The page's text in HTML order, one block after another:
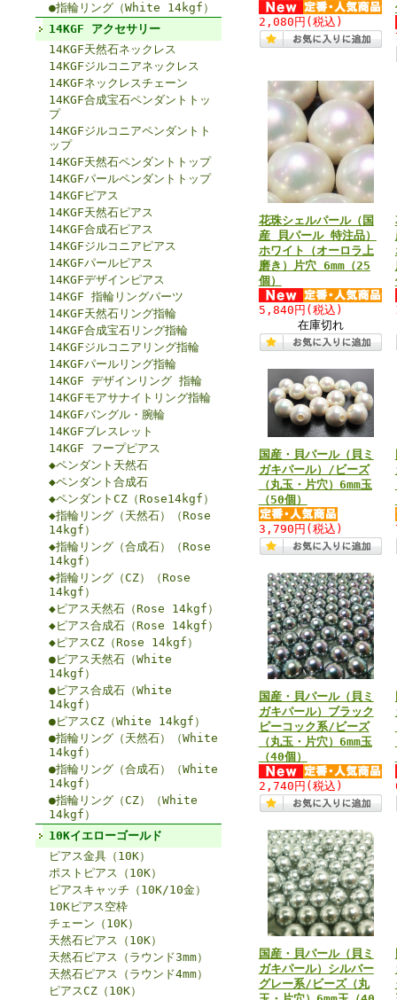
●指輪リング（White 14kgf）
14KGF アクセサリー
14KGF天然石ネックレス
14KGFジルコニアネックレス
14KGFネックレスチェーン
14KGF合成宝石ペンダントトッ
プ
14KGFジルコニアペンダントト
ップ
14KGF天然石ペンダントトップ
14KGFパールペンダントトップ
14KGFピアス
14KGF天然石ピアス
14KGF合成石ピアス
14KGFジルコニアピアス
14KGFパールピアス
14KGFデザインピアス
14KGF 指輪リングパーツ
14KGF天然石リング指輪
14KGF合成宝石リング指輪
14KGFジルコニアリング指輪
14KGFパールリング指輪
14KGF デザインリング 指輪
14KGFモアサナイトリング指輪
14KGFバングル・腕輪
14KGFブレスレット
14KGF フープピアス
◆ペンダント天然石
◆ペンダント合成石
◆ペンダントCZ（Rose14kgf）
◆指輪リング（天然石）（Rose
14kgf）
◆指輪リング（合成石）（Rose
14kgf）
◆指輪リング（CZ）（Rose
14kgf）
◆ピアス天然石（Rose 14kgf）
◆ピアス合成石（Rose 14kgf）
◆ピアスCZ（Rose 14kgf）
●ピアス天然石（White
14kgf）
●ピアス合成石（White
14kgf）
●ピアスCZ（White 14kgf）
●指輪リング（天然石）（White
14kgf）
●指輪リング（合成石）（White
14kgf）
●指輪リング（CZ）（White
14kgf）
10Kイエローゴールド
ピアス金具（10K）
ポストピアス（10K）
ピアスキャッチ（10K/10金）
10Kピアス空枠
チェーン（10K）
天然石ピアス（10K）
天然石ピアス（ラウンド3mm）
天然石ピアス（ラウンド4mm）
ピアスCZ（10K）
2,080円 (税込)
花珠シェルパール（国
産 貝パール 特注品）
ホワイト（オーロラ上
磨き）片穴 6mm（25
個）
5,840円 (税込)
在庫切れ
国産・貝パール（貝ミ
ガキパール）/ビーズ
（丸玉・片穴）6mm玉
（50個）
3,790円 (税込)
国産・貝パール（貝ミ
ガキパール）ブラック
ピーコック系/ビーズ
（丸玉・片穴）6mm玉
（40個）
2,740円 (税込)
国産・貝パール（貝ミ
ガキパール）シルバー
グレー系/ビーズ（丸